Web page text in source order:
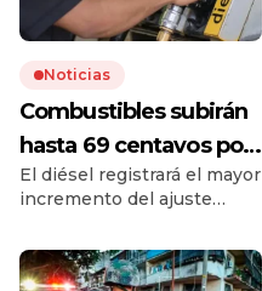
Noticias
Combustibles subirán
hasta 69 centavos por
galón desde el 24 de
julio
El diésel registrará el mayor
incremento del ajuste
nuevos precios por litro y
por galón, y la variación